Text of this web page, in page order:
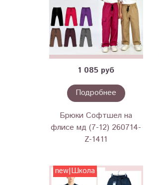
1 085 руб
Подробнее
Брюки Софтшел на
флисе мд (7-12) 260714-
Z-1411
new|Школа